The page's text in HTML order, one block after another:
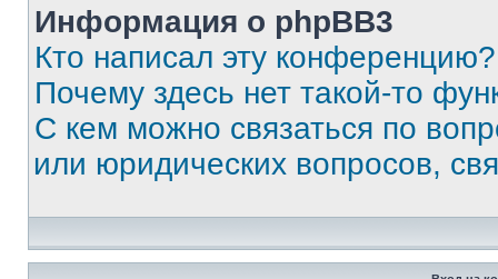
Информация о phpBB3
Кто написал эту конференцию?
Почему здесь нет такой-то
С кем можно связаться по
или юридических вопросов,